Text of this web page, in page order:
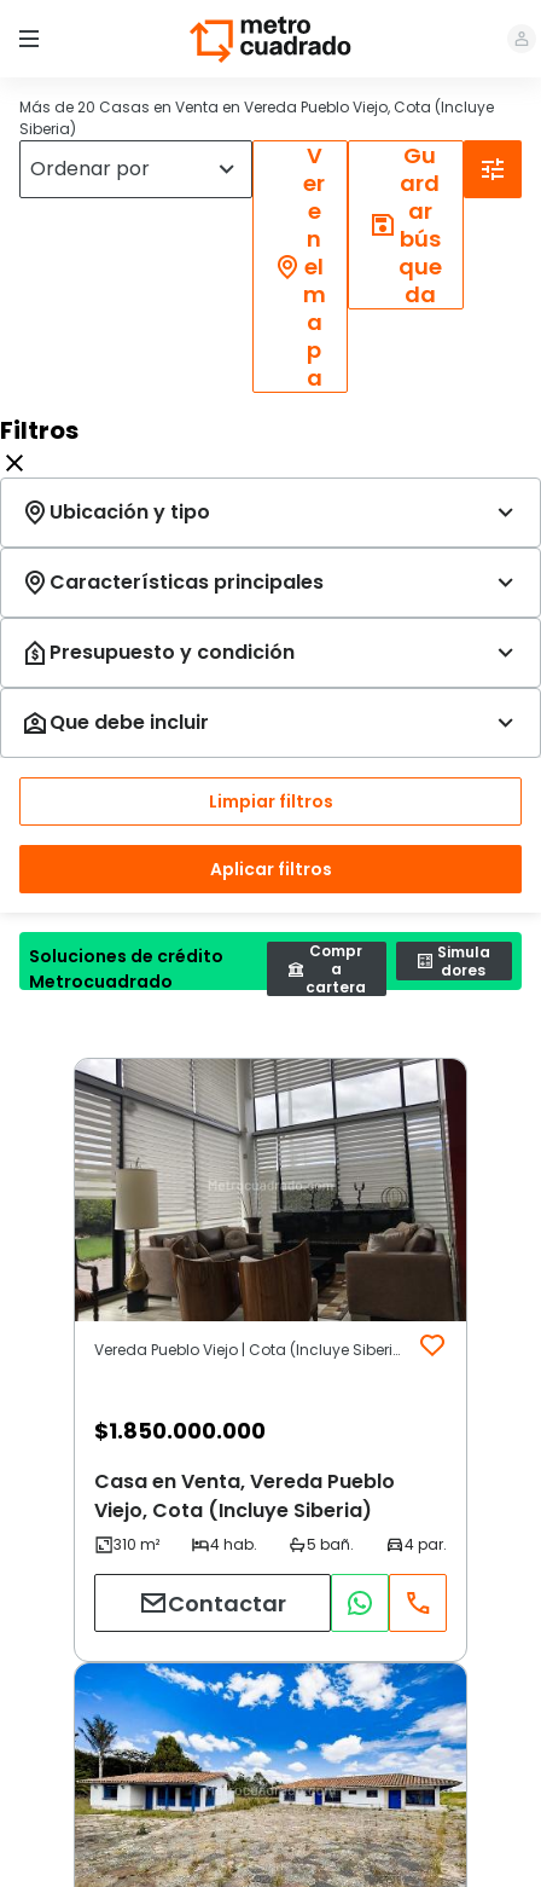
Más de 20 Casas en Venta en Vereda Pueblo Viejo, Cota (Incluye
Siberia)
V
er
e
n
el
m
a
p
a
Gu
ard
ar
bús
que
da
Filtros
Limpiar filtros
Aplicar filtros
Soluciones de crédito
Metrocuadrado
Compr
a
cartera
Simula
dores
Vereda Pueblo Viejo | Cota (Incluye Siberia)
$1.850.000.000
Casa en Venta, Vereda Pueblo
Viejo, Cota (Incluye Siberia)
Contactar